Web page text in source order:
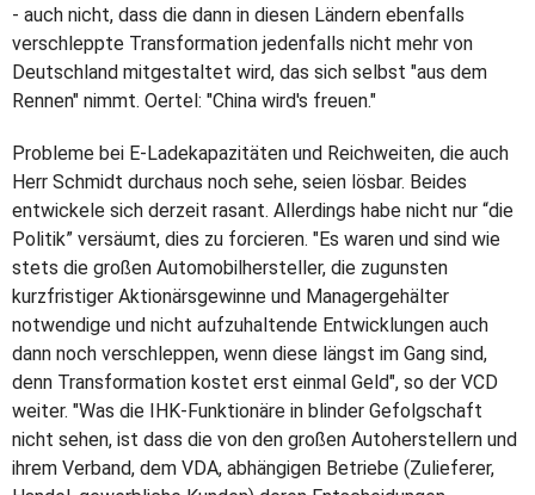
- auch nicht, dass die dann in diesen Ländern ebenfalls
verschleppte Transformation jedenfalls nicht mehr von
Deutschland mitgestaltet wird, das sich selbst "aus dem
Rennen" nimmt. Oertel: "China wird's freuen."
Probleme bei E-Ladekapazitäten und Reichweiten, die auch
Herr Schmidt durchaus noch sehe, seien lösbar. Beides
entwickele sich derzeit rasant. Allerdings habe nicht nur “die
Politik” versäumt, dies zu forcieren. "Es waren und sind wie
stets die großen Automobilhersteller, die zugunsten
kurzfristiger Aktionärsgewinne und Managergehälter
notwendige und nicht aufzuhaltende Entwicklungen auch
dann noch verschleppen, wenn diese längst im Gang sind,
denn Transformation kostet erst einmal Geld", so der VCD
weiter. "Was die IHK-Funktionäre in blinder Gefolgschaft
nicht sehen, ist dass die von den großen Autoherstellern und
ihrem Verband, dem VDA, abhängigen Betriebe (Zulieferer,